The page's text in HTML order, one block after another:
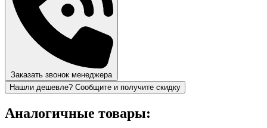
Заказать звонок менеджера
Нашли дешевле? Сообщите и получите скидку
Аналогичные товары: